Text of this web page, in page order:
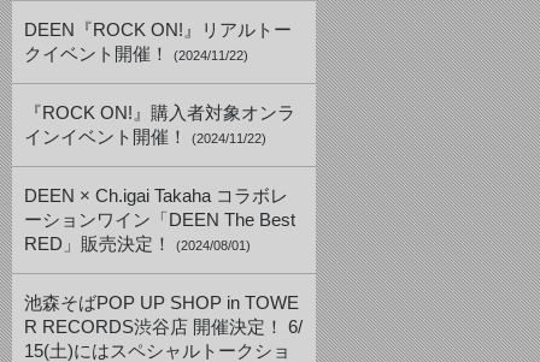
DEEN『ROCK ON!』リアルトー
クイベント開催！
(2024/11/22)
『ROCK ON!』購入者対象オンラ
インイベント開催！
(2024/11/22)
DEEN × Ch.igai Takaha コラボレ
ーションワイン「DEEN The Best
RED」販売決定！
(2024/08/01)
池森そばPOP UP SHOP in TOWE
R RECORDS渋谷店 開催決定！ 6/
15(土)にはスペシャルトークショ